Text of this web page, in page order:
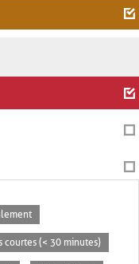
courtes (< 30 minutes)